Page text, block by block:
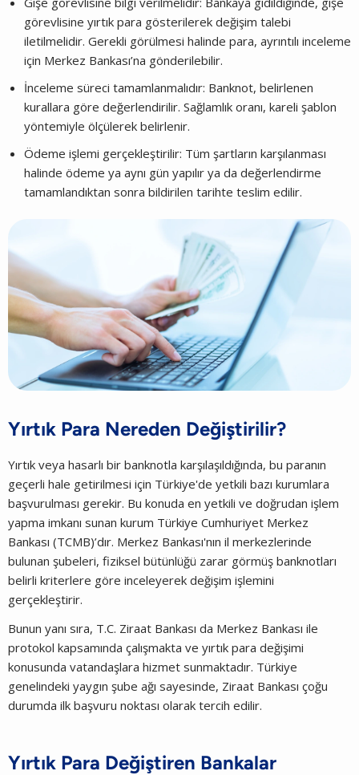
görevlisine yırtık para gösterilerek değişim talebi
iletilmelidir. Gerekli görülmesi halinde para, ayrıntılı inceleme
için Merkez Bankası’na gönderilebilir.
İnceleme süreci tamamlanmalıdır: Banknot, belirlenen
kurallara göre değerlendirilir. Sağlamlık oranı, kareli şablon
yöntemiyle ölçülerek belirlenir.
Ödeme işlemi gerçekleştirilir: Tüm şartların karşılanması
halinde ödeme ya aynı gün yapılır ya da değerlendirme
tamamlandıktan sonra bildirilen tarihte teslim edilir.
Yırtık Para Nereden Değiştirilir?
Yırtık veya hasarlı bir banknotla karşılaşıldığında, bu paranın
geçerli hale getirilmesi için Türkiye'de yetkili bazı kurumlara
başvurulması gerekir. Bu konuda en yetkili ve doğrudan işlem
yapma imkanı sunan kurum Türkiye Cumhuriyet Merkez
Bankası (TCMB)’dır. Merkez Bankası'nın il merkezlerinde
bulunan şubeleri, fiziksel bütünlüğü zarar görmüş banknotları
belirli kriterlere göre inceleyerek değişim işlemini
gerçekleştirir.
Bunun yanı sıra, T.C. Ziraat Bankası da Merkez Bankası ile
protokol kapsamında çalışmakta ve yırtık para değişimi
konusunda vatandaşlara hizmet sunmaktadır. Türkiye
genelindeki yaygın şube ağı sayesinde, Ziraat Bankası çoğu
durumda ilk başvuru noktası olarak tercih edilir.
Yırtık Para Değiştiren Bankalar